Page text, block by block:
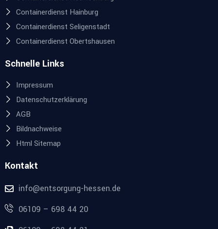
Containerdienst Hainburg
Containerdienst Seligenstadt
Containerdienst Obertshausen
Schnelle Links
Impressum
Datenschutzerklärung
AGB
Bildnachweise
Html Sitemap
Kontakt
info@entsorgung-hessen.de
06109 – 698 44 20